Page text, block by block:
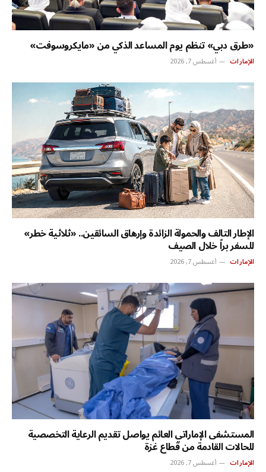
«طرق دبي» تنظم يوم المساعد الذكي من «مايكروسوفت»
الإمارات أغسطس 7, 2026
الإطار التالف والحمولة الزائدة وإرهاق السائقين.. «ثلاثية خطر»
للسفر براً خلال الصيف
الإمارات أغسطس 7, 2026
المستشفى الإماراتي العائم يواصل تقديم الرعاية التخصصية
للحالات القادمة من قطاع غزة
الإمارات أغسطس 7, 2026